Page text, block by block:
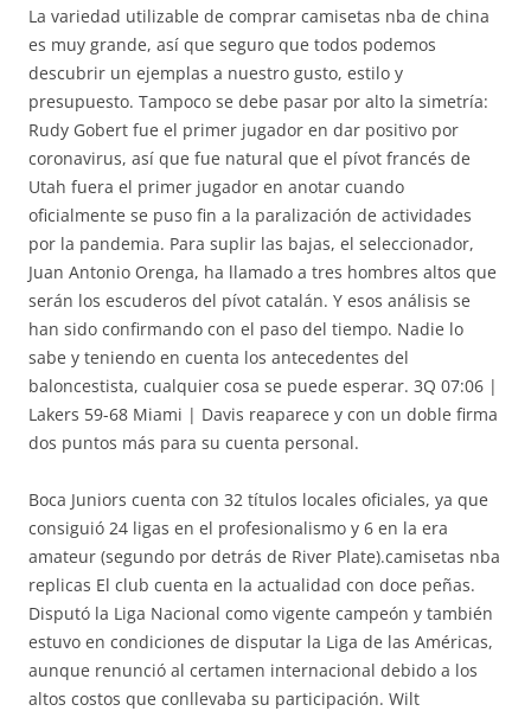
La variedad utilizable de comprar camisetas nba de china
es muy grande, así que seguro que todos podemos
descubrir un ejemplas a nuestro gusto, estilo y
presupuesto. Tampoco se debe pasar por alto la simetría:
Rudy Gobert fue el primer jugador en dar positivo por
coronavirus, así que fue natural que el pívot francés de
Utah fuera el primer jugador en anotar cuando
oficialmente se puso fin a la paralización de actividades
por la pandemia. Para suplir las bajas, el seleccionador,
Juan Antonio Orenga, ha llamado a tres hombres altos que
serán los escuderos del pívot catalán. Y esos análisis se
han sido confirmando con el paso del tiempo. Nadie lo
sabe y teniendo en cuenta los antecedentes del
baloncestista, cualquier cosa se puede esperar. 3Q 07:06 |
Lakers 59-68 Miami | Davis reaparece y con un doble firma
dos puntos más para su cuenta personal.
Boca Juniors cuenta con 32 títulos locales oficiales, ya que
consiguió 24 ligas en el profesionalismo y 6 en la era
amateur (segundo por detrás de River Plate).camisetas nba
replicas El club cuenta en la actualidad con doce peñas.
Disputó la Liga Nacional como vigente campeón y también
estuvo en condiciones de disputar la Liga de las Américas,
aunque renunció al certamen internacional debido a los
altos costos que conllevaba su participación. Wilt